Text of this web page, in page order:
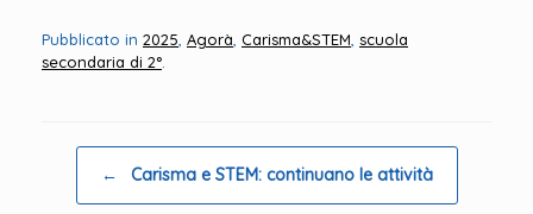
Pubblicato in 2025 Agorà Carisma&STEM scuola
secondaria di 2°
← Carisma e STEM: continuano le attività